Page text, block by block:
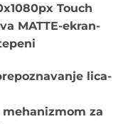
Touch
MATTE-ekran-
lica-
za